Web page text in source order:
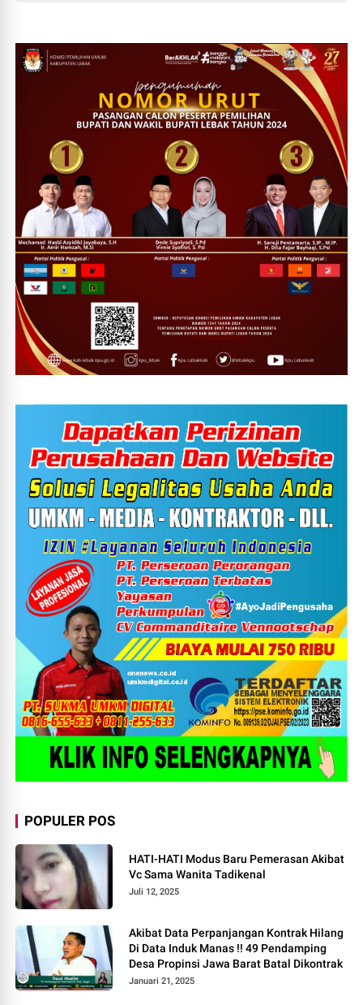
POPULER POS
HATI-HATI Modus Baru Pemerasan Akibat
Vc Sama Wanita Tadikenal
Juli 12, 2025
Akibat Data Perpanjangan Kontrak Hilang
Di Data Induk Manas !! 49 Pendamping
Desa Propinsi Jawa Barat Batal Dikontrak
Januari 21, 2025